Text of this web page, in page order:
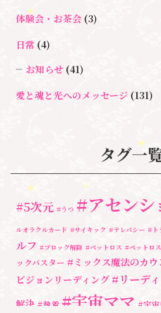
体験会・お茶会(3)
日常 (4)
お知らせ (41)
愛と魂と光へのメッセージ (131)
亡くなった方に出会うセッショ
ペットロス
(4)
個人セッション(65)
養成講座(72)
勉強会・セミナー (54)
セミナー情報(17)
タグ一
#5次元 #うつ #アセンシ
ルオラクルカード #サイキック #テレパシー #ト
ルフ #ブロック解除 #ペットロス #ペットロ
ックバスター #ミックス魔法のカ
ビジョンリーディング #リーデ
解決 #執着 #宇宙ママ #宇